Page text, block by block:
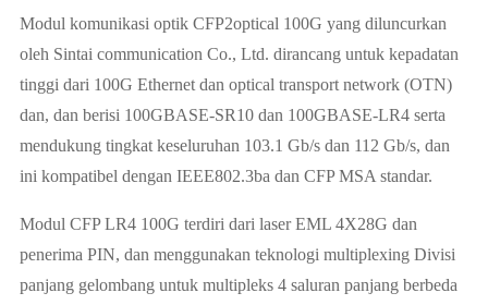
Modul komunikasi optik CFP2optical 100G yang diluncurkan
oleh Sintai communication Co., Ltd. dirancang untuk kepadatan
tinggi dari 100G Ethernet dan optical transport network (OTN)
dan, dan berisi 100GBASE-SR10 dan 100GBASE-LR4 serta
mendukung tingkat keseluruhan 103.1 Gb/s dan 112 Gb/s, dan
ini kompatibel dengan IEEE802.3ba dan CFP MSA standar.
Modul CFP LR4 100G terdiri dari laser EML 4X28G dan
penerima PIN, dan menggunakan teknologi multiplexing Divisi
panjang gelombang untuk multipleks 4 saluran panjang berbeda